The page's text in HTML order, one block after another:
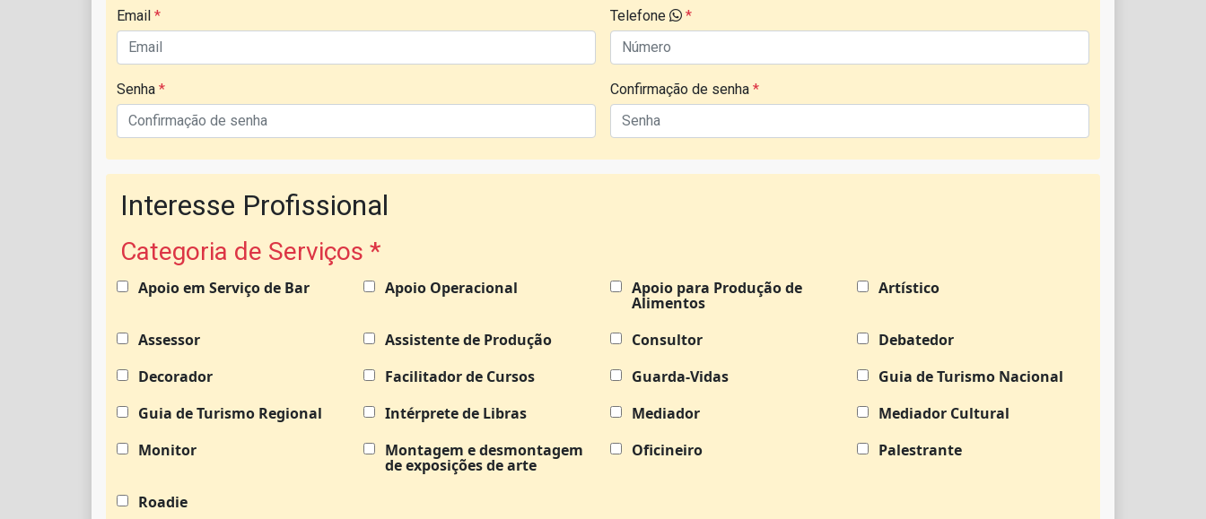
Email * Telefone *
Senha * Confirmação de senha *
Interesse Profissional
Categoria de Serviços *
Apoio em Serviço de Bar Apoio Operacional Apoio para Produção de
Alimentos
Artístico
Assessor Assistente de Produção Consultor
Debatedor
Decorador
Facilitador de Cursos Guarda-Vidas
Guia de Turismo Nacional
Guia de Turismo Regional
Intérprete de Libras Mediador
Mediador Cultural
Monitor
Montagem e desmontagem
de exposições de arte
Oficineiro Palestrante
Roadie